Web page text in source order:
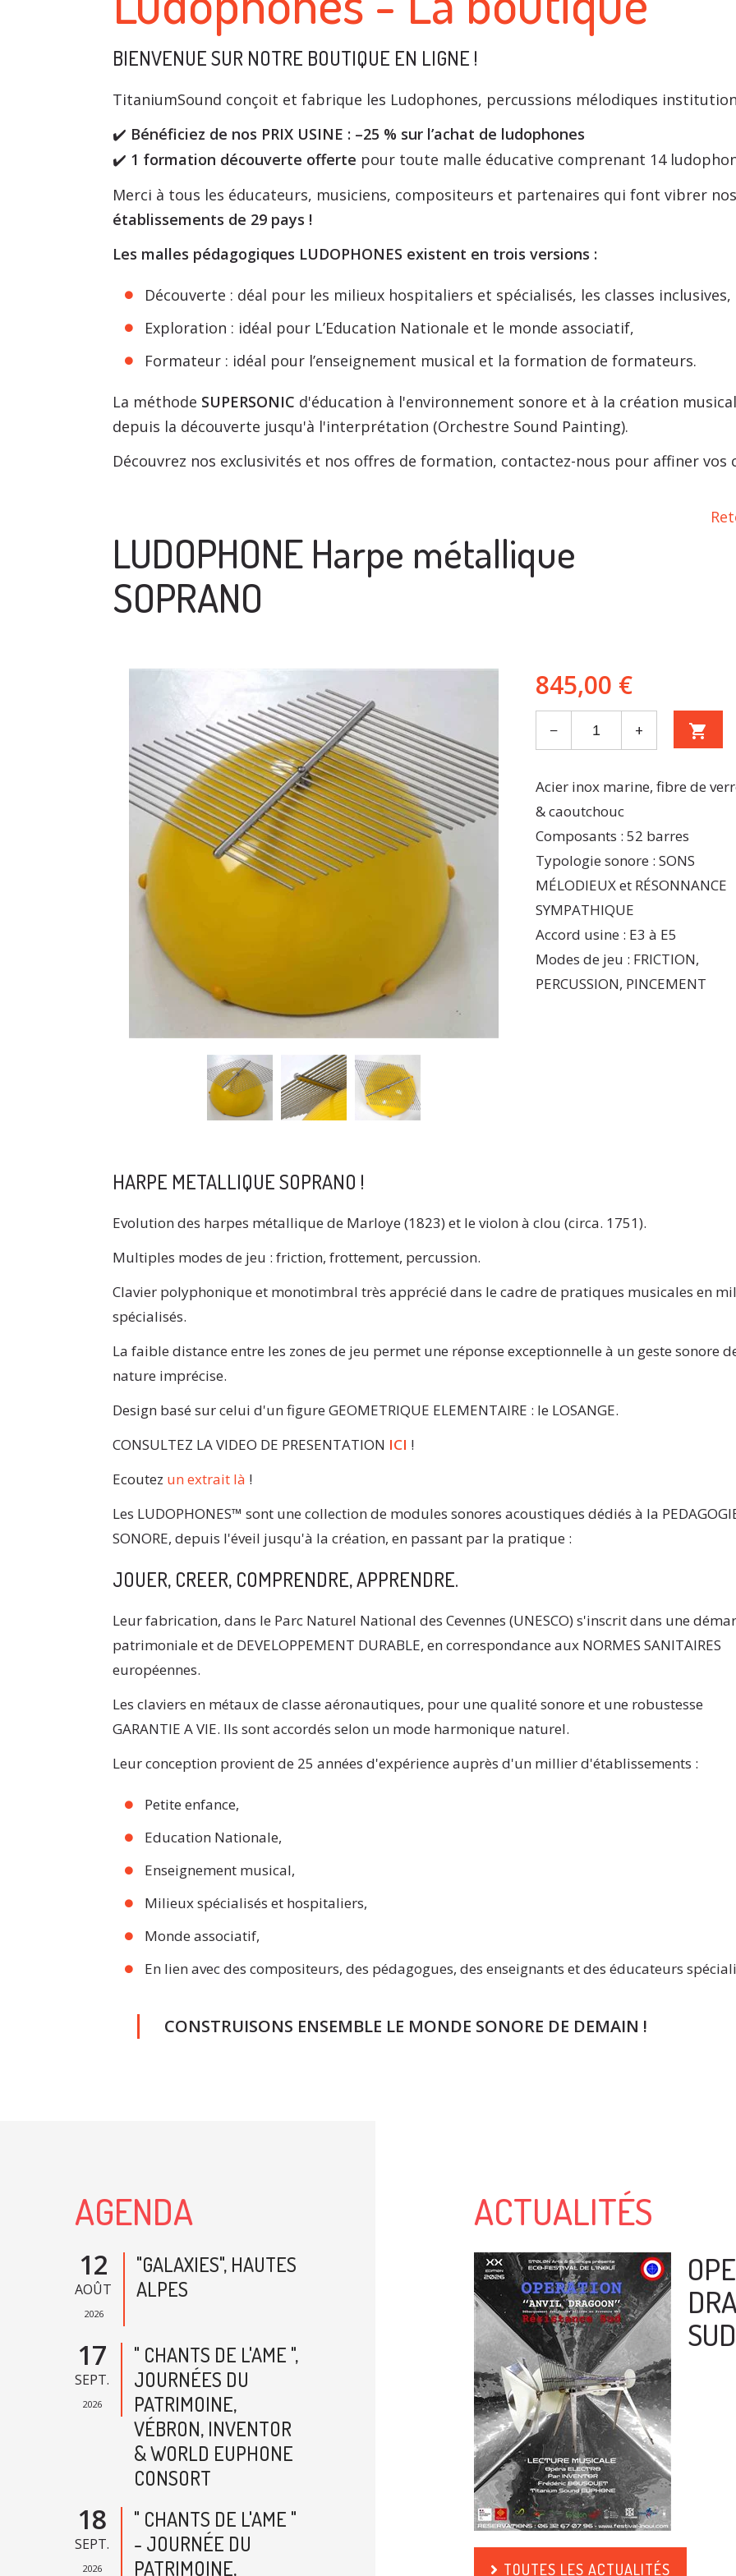
BIENVENUE SUR NOTRE BOUTIQUE EN LIGNE !
TitaniumSound conçoit et fabrique les Ludophones, percussions mélodiques
✔ Bénéficiez de nos PRIX USINE : –25 % sur l’achat de ludophones
✔ 1 formation découverte offerte pour toute malle éducative comprenant 14
Merci à tous les éducateurs, musiciens, compositeurs et partenaires qui font vibrer
établissements de 29 pays !
Les malles pédagogiques LUDOPHONES existent en trois versions :
Découverte : déal pour les milieux hospitaliers et spécialisés, les classes inclusives,
Exploration : idéal pour L’Education Nationale et le monde associatif,
Formateur : idéal pour l’enseignement musical et la formation de formateurs.
La méthode SUPERSONIC d'éducation à l'environnement sonore et à la création
depuis la découverte jusqu'à l'interprétation (Orchestre Sound Painting).
Découvrez nos exclusivités et nos offres de formation, contactez-nous pour affiner vos
LUDOPHONE Harpe métallique
SOPRANO
845,00 €
− + shopping_cart
Acier inox marine, fibre de
& caoutchouc
Composants : 52 barres
Typologie sonore : SONS
MÉLODIEUX et RÉSONNANCE
SYMPATHIQUE
Accord usine : E3 à E5
Modes de jeu : FRICTION,
PERCUSSION, PINCEMENT
HARPE METALLIQUE SOPRANO !
Evolution des harpes métallique de Marloye (1823) et le violon à clou (circa. 1751).
Multiples modes de jeu : friction, frottement, percussion.
Clavier polyphonique et monotimbral très apprécié dans le cadre de pratiques musicales en
spécialisés.
La faible distance entre les zones de jeu permet une réponse exceptionnelle à un geste sonore
nature imprécise.
Design basé sur celui d'un figure GEOMETRIQUE ELEMENTAIRE : le LOSANGE.
CONSULTEZ LA VIDEO DE PRESENTATION ICI !
Ecoutez un extrait là !
Les LUDOPHONES™ sont une collection de modules sonores acoustiques dédiés à la
SONORE, depuis l'éveil jusqu'à la création, en passant par la pratique :
JOUER, CREER, COMPRENDRE, APPRENDRE.
Leur fabrication, dans le Parc Naturel National des Cevennes (UNESCO) s'inscrit dans une
patrimoniale et de DEVELOPPEMENT DURABLE, en correspondance aux NORMES SANITAIRES
européennes.
Les claviers en métaux de classe aéronautiques, pour une qualité sonore et une robustesse
GARANTIE A VIE. Ils sont accordés selon un mode harmonique naturel.
Leur conception provient de 25 années d'expérience auprès d'un millier d'établissements :
Petite enfance,
Education Nationale,
Enseignement musical,
Milieux spécialisés et hospitaliers,
Monde associatif,
En lien avec des compositeurs, des pédagogues, des enseignants et des éducateurs
CONSTRUISONS ENSEMBLE LE MONDE SONORE DE DEMAIN !
ACTUALITÉS
TOUTES LES ACTUALITÉS
AGENDA
12
AOÛT
2026
"GALAXIES", HAUTES
ALPES
17
SEPT.
2026
" CHANTS DE L'AME ",
JOURNÉES DU
PATRIMOINE,
VÉBRON, INVENTOR
& WORLD EUPHONE
CONSORT
18
SEPT.
2026
" CHANTS DE L'AME "
- JOURNÉE DU
PATRIMOINE,